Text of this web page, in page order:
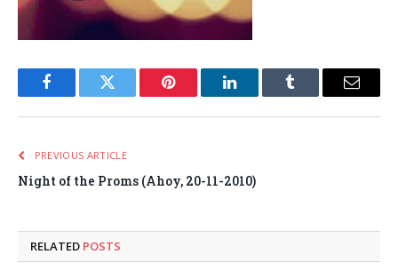
FacebookTwitter Pinterest LinkedInTumblr Email
PREVIOUS ARTICLE
Night of the Proms (Ahoy, 20-11-2010)
RELATED POSTS